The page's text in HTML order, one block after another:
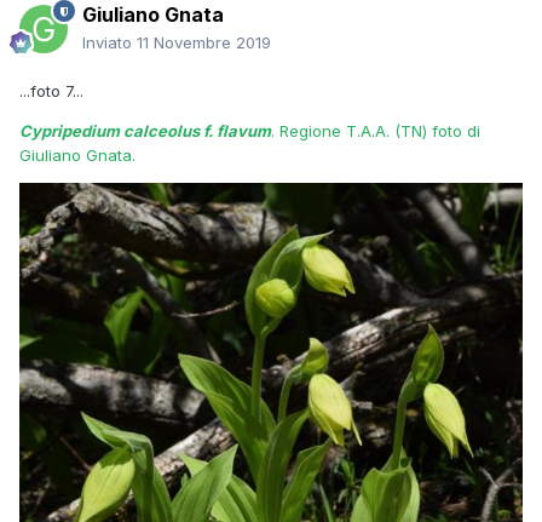
Giuliano Gnata
Inviato 11 Novembre 2019
...foto 7...
Cypripedium calceolus f. flavum. Regione T.A.A. (TN) foto di
Giuliano Gnata.